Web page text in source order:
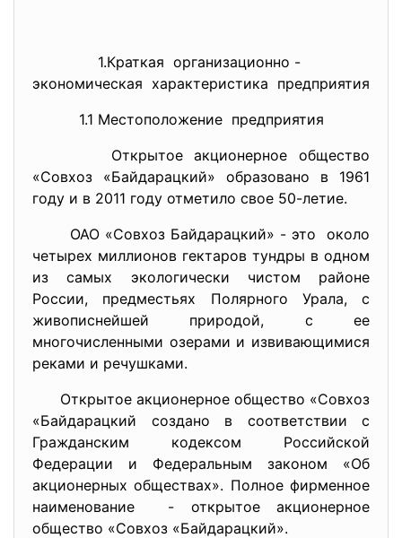
1.Краткая организационно -
экономическая характеристика предприятия
1.1 Местоположение предприятия
Открытое акционерное общество
«Совхоз «Байдарацкий» образовано в 1961
году и в 2011 году отметило свое 50-летие.
ОАО «Совхоз Байдарацкий» - это около
четырех миллионов гектаров тундры в одном
из самых экологически чистом районе
России, предместьях Полярного Урала, с
живописнейшей природой, с ее
многочисленными озерами и извивающимися
реками и речушками.
Открытое акционерное общество «Совхоз
«Байдарацкий создано в соответствии с
Гражданским кодексом Российской
Федерации и Федеральным законом «Об
акционерных обществах». Полное фирменное
наименование - открытое акционерное
общество «Совхоз «Байдарацкий».